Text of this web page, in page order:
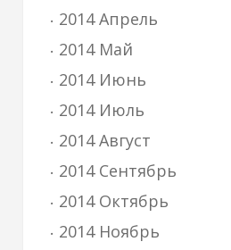
2014 Апрель
2014 Май
2014 Июнь
2014 Июль
2014 Август
2014 Сентябрь
2014 Октябрь
2014 Ноябрь